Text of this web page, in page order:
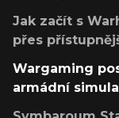
Jak začít s
přes
Wargaming
armádní